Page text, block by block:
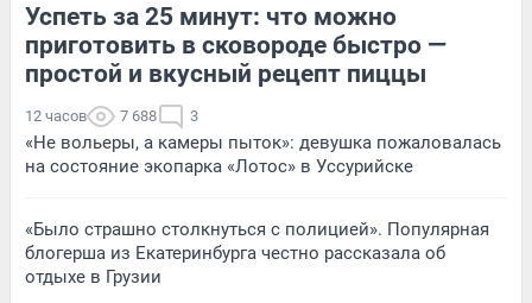
Успеть за 25 минут: что можно
приготовить в сковороде быстро —
простой и вкусный рецепт пиццы
12 часов 7 688 3
«Не вольеры, а камеры пыток»: девушка пожаловалась
на состояние экопарка «Лотос» в Уссурийске
«Было страшно столкнуться с полицией». Популярная
блогерша из Екатеринбурга честно рассказала об
отдыхе в Грузии